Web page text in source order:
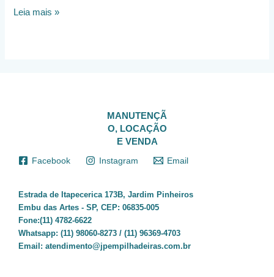
Precisa
Leia mais »
MANUTENÇÃ
O, LOCAÇÃO
E VENDA
Facebook Instagram Email
Estrada de Itapecerica 173B, Jardim Pinheiros
Embu das Artes - SP, CEP: 06835-005
Fone:(11) 4782-6622
Whatsapp: (11) 98060-8273 / (11) 96369-4703
Email: atendimento@jpempilhadeiras.com.br